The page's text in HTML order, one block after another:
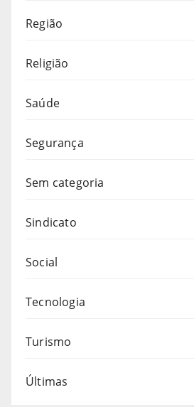
Região
Religião
Saúde
Segurança
Sem categoria
Sindicato
Social
Tecnologia
Turismo
Últimas